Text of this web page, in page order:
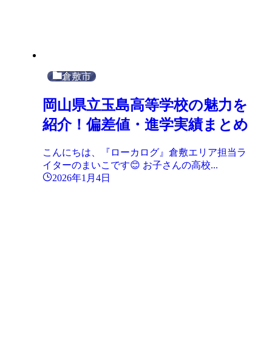
倉敷市
岡山県立玉島高等学校の魅力を
紹介！偏差値・進学実績まとめ
こんにちは、『ローカログ』倉敷エリア担当ラ
イターのまいこです😊 お子さんの高校...
2026年1月4日